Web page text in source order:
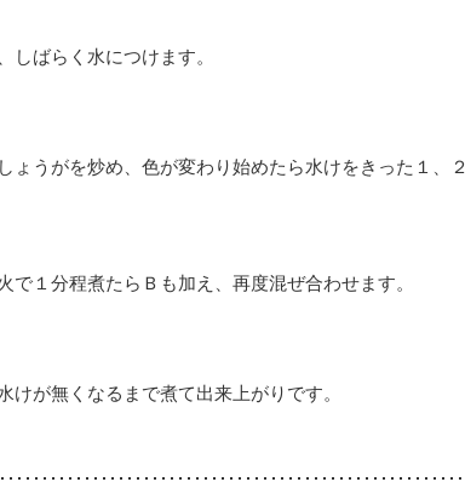
ばらく水につけます。
うがを炒め、色が変わり始めたら水けをきった１、２
１分程煮たらＢも加え、再度混ぜ合わせます。
が無くなるまで煮て出来上がりです。